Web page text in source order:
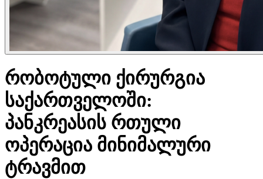
რობოტული ქირურგია
საქართველოში:
პანკრეასის რთული
ოპერაცია მინიმალური
ტრავმით